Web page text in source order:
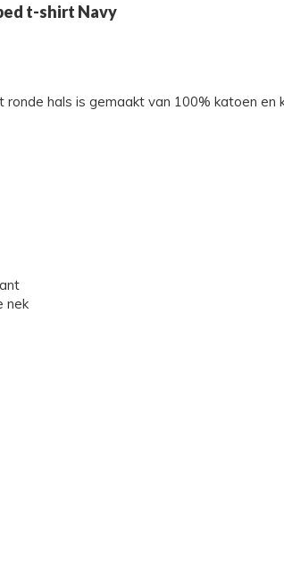
t-shirt Navy
hals is gemaakt van 100% katoen
nek